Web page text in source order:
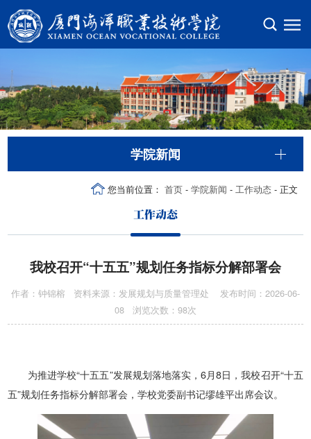
学院新闻
工作动态
您当前位置： 首页- 学院新闻 - 工作动态- 正文
我校召开“十五五”规划任务指标分解部署会
作者：钟锦榕 资料来源：发展规划与质量管理处 发布时间：2026-06-
08 浏览次数： 98次
为推进学校“十五五”发展规划落地落实，6月8日，我校召开“十五
五”规划任务指标分解部署会，学校党委副书记缪雄平出席会议。